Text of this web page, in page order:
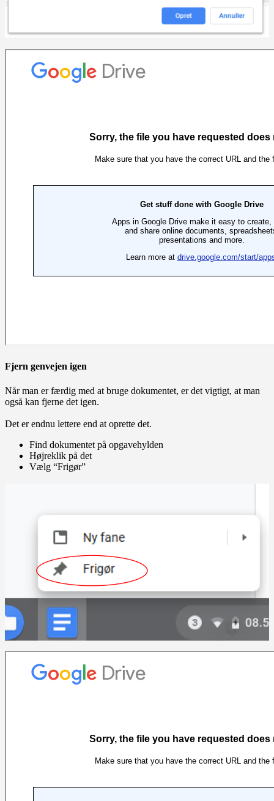
Fjern genvejen igen
Når man er færdig med at bruge dokumentet, er det vigtigt, at man
også kan fjerne det igen.
Det er endnu lettere end at oprette det.
Find dokumentet på opgavehylden
Højreklik på det
Vælg “Frigør”